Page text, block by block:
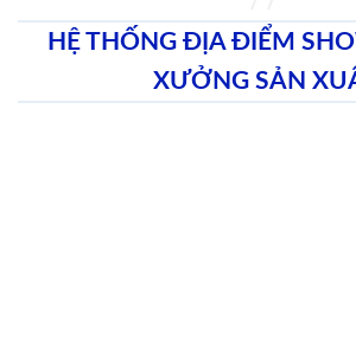
HỆ THỐNG ĐỊA ĐIỂM
XƯỞNG SẢN